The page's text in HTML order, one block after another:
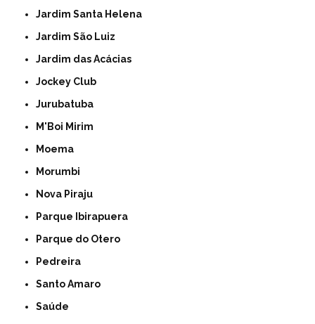
Jardim Santa Helena
Jardim São Luiz
Jardim das Acácias
Jockey Club
Jurubatuba
M'Boi Mirim
Moema
Morumbi
Nova Piraju
Parque Ibirapuera
Parque do Otero
Pedreira
Santo Amaro
Saúde